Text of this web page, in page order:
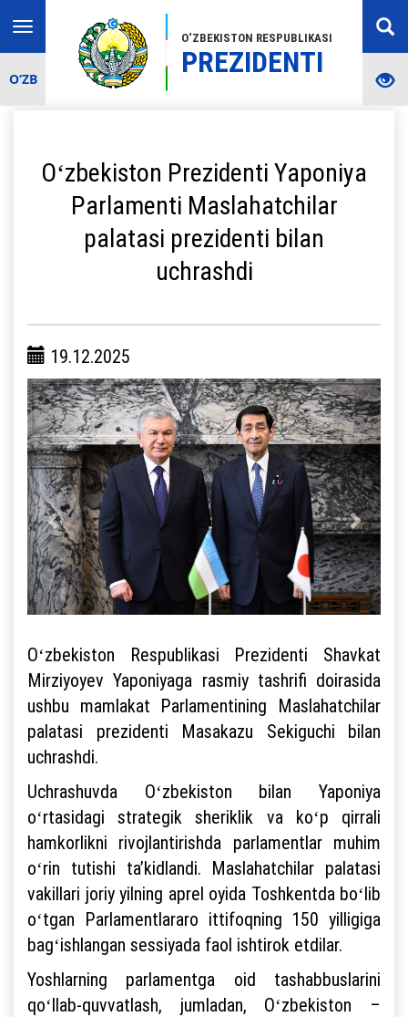
O‘ZBEKISTON RESPUBLIKASI
PREZIDENTI
Toggle
navigation
O‘ZB
Oʻzbekiston Prezidenti Yaponiya
Parlamenti Maslahatchilar
palatasi prezidenti bilan
uchrashdi
19.12.2025
Oʻzbekiston Respublikasi Prezidenti Shavkat
Mirziyoyev Yaponiyaga rasmiy tashrifi doirasida
ushbu mamlakat Parlamentining Maslahatchilar
palatasi prezidenti Masakazu Sekiguchi bilan
uchrashdi.
Uchrashuvda Oʻzbekiston bilan Yaponiya
oʻrtasidagi strategik sheriklik va koʻp qirrali
hamkorlikni rivojlantirishda parlamentlar muhim
oʻrin tutishi taʼkidlandi. Maslahatchilar palatasi
vakillari joriy yilning aprel oyida Toshkentda boʻlib
oʻtgan Parlamentlararo ittifoqning 150 yilligiga
bagʻishlangan sessiyada faol ishtirok etdilar.
Yoshlarning parlamentga oid tashabbuslarini
qoʻllab-quvvatlash, jumladan, Oʻzbekiston –